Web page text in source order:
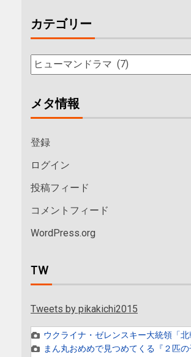
カテゴリー
メタ情報
登録
ログイン
投稿フィード
コメントフィード
WordPress.org
TW
Tweets by pikakichi2015